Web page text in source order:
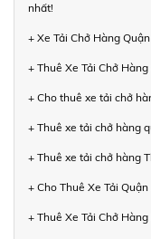
nhất!
+ Xe Tải Chở Hàng
+ Thuê Xe Tải Chở
+ Cho thuê xe tải chở
+ Thuê xe tải chở hàng
+ Thuê xe tải chở hàng
+ Cho Thuê Xe Tải
+ Thuê Xe Tải Chở